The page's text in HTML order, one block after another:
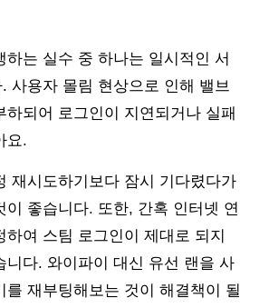
하는 실수 중 하나는 일시적인 서
사용자 몰림 현상으로 인해 밸브
하되어 로그인이 지연되거나 실패
요.
재시도하기보다 잠시 기다렸다가
이 좋습니다. 또한, 간혹 인터넷 연
하여 스팀 로그인이 제대로 되지
니다. 와이파이 대신 유선 랜을 사
를 재부팅해보는 것이 해결책이 될